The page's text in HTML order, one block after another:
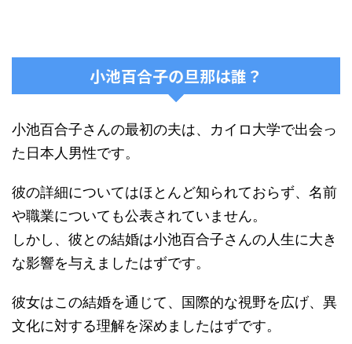
小池百合子の旦那は誰？
小池百合子さんの最初の夫は、カイロ大学で出会っ
た日本人男性です。
彼の詳細についてはほとんど知られておらず、名前
や職業についても公表されていません。
しかし、彼との結婚は小池百合子さんの人生に大き
な影響を与えましたはずです。
彼女はこの結婚を通じて、国際的な視野を広げ、異
文化に対する理解を深めましたはずです。